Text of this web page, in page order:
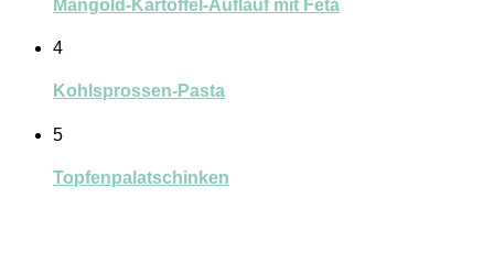
Mangold-Kartoffel-Auflauf mit Feta
4
Kohlsprossen-Pasta
5
Topfenpalatschinken